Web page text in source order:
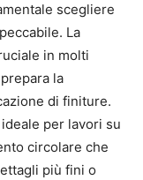
scegliere
La
in molti
la
di finiture.
per lavori su
circolare che
più fini o